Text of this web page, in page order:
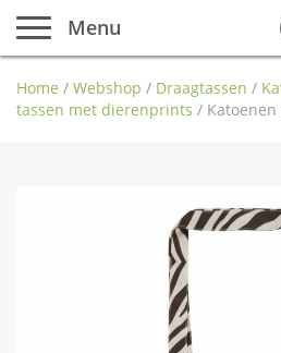
Menu
Home / Webshop / Draagtassen /
tassen met dierenprints / Katoenen